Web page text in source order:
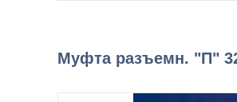
Муфта разъемн. "П"